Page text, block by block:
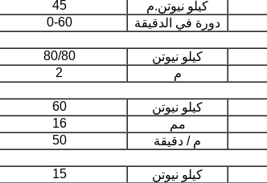
كيلو نيوتن.م
45
دورة في الدقيقة
0-60
كيلو نيوتن
80/80
م
2
كيلو نيوتن
60
مم
16
م / دقيقة
50
كيلو نيوتن
15